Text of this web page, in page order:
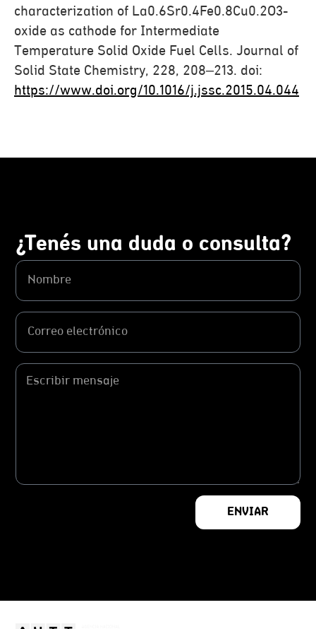
characterization of La0.6Sr0.4Fe0.8Cu0.2O3-
oxide as cathode for Intermediate
Temperature Solid Oxide Fuel Cells. Journal of
Solid State Chemistry, 228, 208–213. doi:
https://www.doi.org/10.1016/j.jssc.2015.04.044
¿Tenés una duda o consulta?
ENVIAR